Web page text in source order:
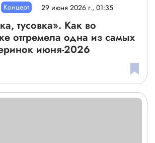
Концерт 29 июня 2026 г., 01:35
тусовка». Как во
отгремела одна из самых
июня-2026